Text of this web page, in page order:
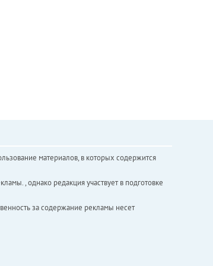
материалов, в которых содержится
, однако редакция участвует в подготовке
за содержание рекламы несет